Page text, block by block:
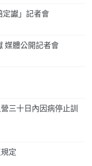
定讞」記者會
媒體公開記者會
三十日內因病停止訓
定